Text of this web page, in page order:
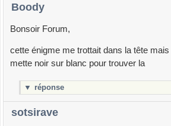
Boody
Bonsoir Forum,
cette énigme me trottait dans la tête mais
mette noir sur blanc pour trouver la
▼ réponse
sotsirave